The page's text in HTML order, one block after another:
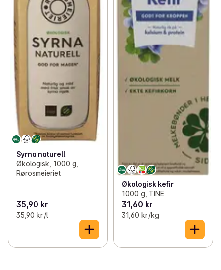
Syrna naturell
Økologisk, 1000 g,
Rørosmeieriet
35,90 kr
35,90 kr /l
Økologisk kefir
1000 g, TINE
31,60 kr
31,60 kr /kg